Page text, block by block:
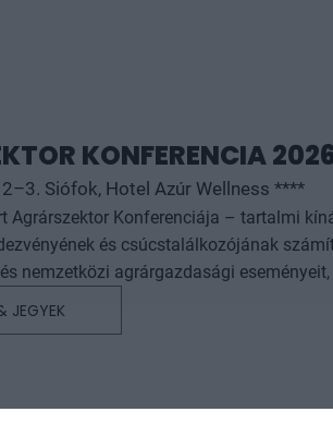
KONFERENCIA
Siófok, Hotel Azúr Wellness ****
Agrárszektor Konferenciája – tartalmi
és csúcstalálkozójának
nemzetközi agrárgazdasági
sikeres üzleti és beruházási
szereplője – a termelők, az
JEGYEK